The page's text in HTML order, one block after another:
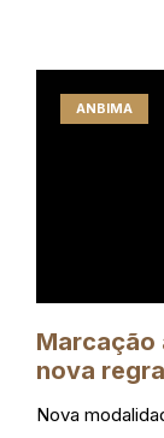
ANBIMA
Marcação
nova
Nova